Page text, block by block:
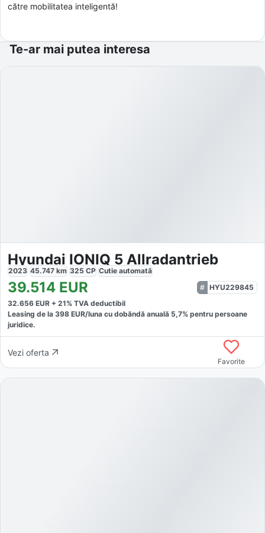
către mobilitatea inteligentă!
Te-ar mai putea interesa
Hyundai IONIQ 5 Allradantrieb
2023 45.747 km 325 CP Cutie automată
39.514 EUR
HYU229845
32.656 EUR + 21% TVA deductibil
Leasing de la 398 EUR/luna cu dobăndă anuală 5,7% pentru persoane
juridice.
Vezi oferta
Favorite